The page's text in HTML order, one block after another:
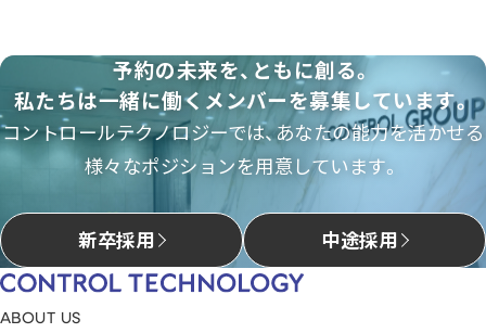
予約の未来を、ともに創る。
私たちは一緒に働くメンバーを募集しています。
コントロールテクノロジーでは、あなたの能力を活かせる
様々なポジションを用意しています。
新卒採用 中途採用
ABOUT US